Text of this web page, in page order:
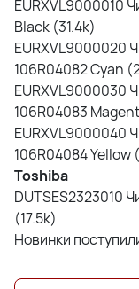
EURXVL9000010
Black (31.4k)
EURXVL9000020
106R04082 Cyan
EURXVL9000030
106R04083
EURXVL9000040
106R04084 Yellow
Toshiba
DUTSES2323010
(17.5k)
Новинки